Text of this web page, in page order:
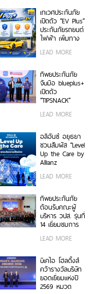
เทเวศประกันภัย
เปิดตัว “EV Plus”
ประกันภัยรถยนต์
ไฟฟ้า เพิ่มทาง
คุ้มครองสำหรับผู้
LEAD MORE
ทิพยประกันภัย
จับมือ blueplus+
เปิดตัว
“TIPSNACK”
เดือนแบบ
ครั้งแรกของไทย
เพิ่ม-ลด-หยุด
แผนได้ทุกเมื่อ
ไม่มีข้อผูกมัด
LEAD MORE
อลิอันซ์ อยุธยา
ชวนสัมผัส “Level
Up the Care by
Allianz
นิทรรศการยก
ห่วง ในงาน Hug
HeartYai 2026
LEAD MORE
ทิพยประกันภัย
ต้อนรับคณะผู้
บริหาร วปส. รุ่นที่
14 เยี่ยมชมการ
นวัตกรรมองค์กร
LEAD MORE
บีเคไอ โฮลดิ้งส์
คว้ารางวัลบริษัท
ยอดเยี่ยมแห่งปี
2569 หมวด